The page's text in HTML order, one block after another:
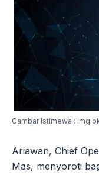
Gambar Istimewa :
Ariawan, Chief
Mas, menyoroti